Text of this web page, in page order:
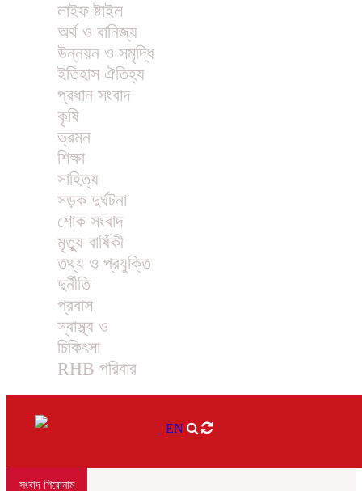
লাইফ ষ্টাইল
অর্থ ও বানিজ্য
উন্নয়ন ও সমৃদ্ধি
ইতিহাস ঐতিহ্য
প্রধান সংবাদ
কৃষি
ভ্রমন
শিক্ষা
সাহিত্য
সড়ক দুর্ঘটনা
শোক সংবাদ
মৃত্যু বার্ষিকী
তথ্য ও প্রযুক্তি
দুর্নীতি
প্রবাস
স্বাস্থ্য ও
চিকিৎসা
RHB পরিবার
EN
সংবাদ শিরোনাম